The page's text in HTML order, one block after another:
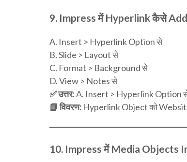
9. Impress में Hyperlink कैसे Add
A. Insert > Hyperlink Option से
B. Slide > Layout से
C. Format > Background से
D. View > Notes से
✅ उत्तर:A. Insert > Hyperlink Option
📘 विवरण: Hyperlink Object को
10. Impress में Media Objects